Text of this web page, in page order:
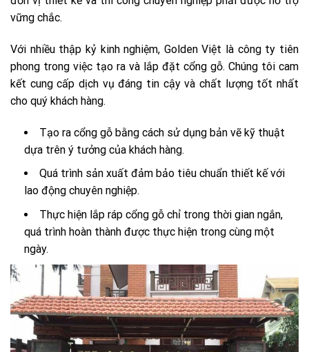
vững chắc.
Với nhiều thập kỷ kinh nghiệm, Golden Việt là công ty tiên
phong trong việc tạo ra và lắp đặt cổng gỗ. Chúng tôi cam
kết cung cấp dịch vụ đáng tin cậy và chất lượng tốt nhất
cho quý khách hàng.
Tạo ra cổng gỗ bằng cách sử dụng bản vẽ kỹ thuật
dựa trên ý tưởng của khách hàng.
Quá trình sản xuất đảm bảo tiêu chuẩn thiết kế với
lao động chuyên nghiệp.
Thực hiện lắp ráp cổng gỗ chỉ trong thời gian ngắn,
quá trình hoàn thành được thực hiện trong cùng một
ngày.